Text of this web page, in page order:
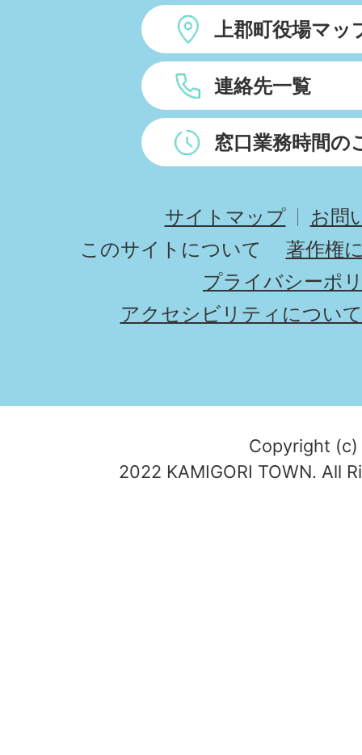
上郡町役場マッ
連絡先一覧
窓口業務時間の
サイトマップ
お問
このサイトについて
著作権
プライバシーポ
アクセシビリティについて
Copyright (c)
2022 KAMIGORI TOWN. All